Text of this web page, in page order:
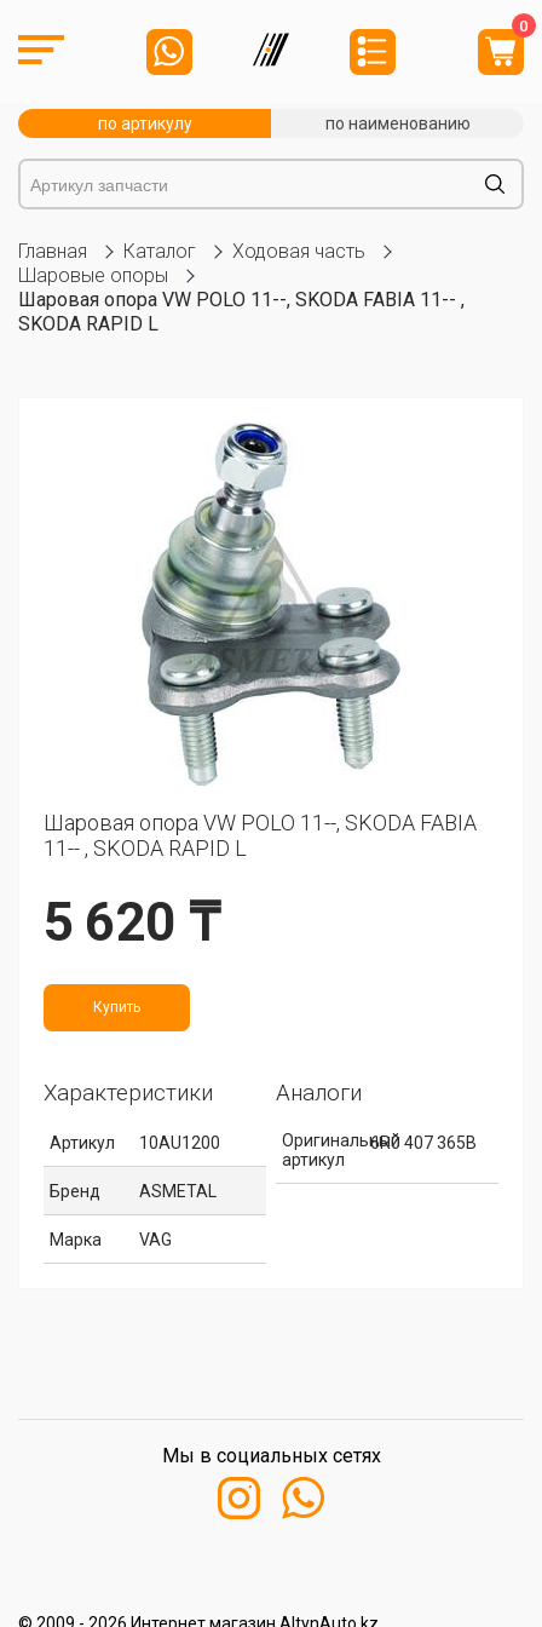
0
по артикулу по наименованию
Главная Каталог
Ходовая часть
Шаровые опоры
Шаровая опора VW POLO 11--, SKODA FABIA 11-- ,
SKODA RAPID L
Шаровая опора VW POLO 11--, SKODA FABIA
11-- , SKODA RAPID L
5 620 ₸
Купить
Характеристики
Артикул 10AU1200
Бренд ASMETAL
Марка VAG
Аналоги
Оригинальный
артикул
6R0 407 365B
Мы в социальных сетях